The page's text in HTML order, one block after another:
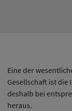
Eine der
Gesellschaft ist
deshalb bei
heraus.